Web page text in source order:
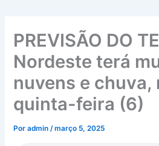
PREVISÃO DO
Nordeste terá
nuvens e chuva,
quinta-feira (6)
Poradmin/março 5, 2025